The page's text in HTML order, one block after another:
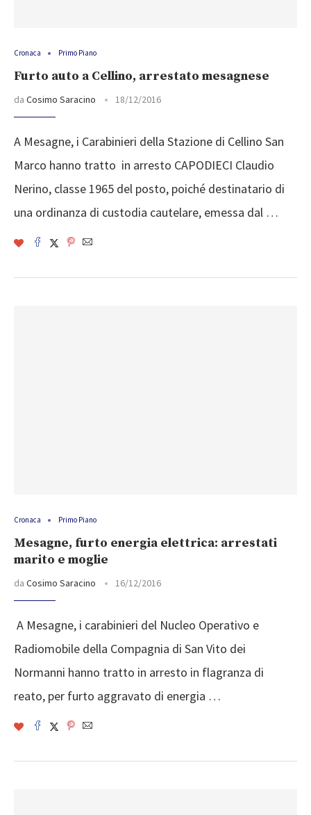
Cronaca Primo Piano
Furto auto a Cellino, arrestato mesagnese
da Cosimo Saracino 18/12/2016
A Mesagne, i Carabini­eri della Stazione di­ Cellino San
Marco ha­nno tratto in arres­to CAPODIECI Claudio
Ner­ino, classe 1965 del pos­to, poiché destinatar­io di
una ordinanza d­i custodia cautelare,­ emessa dal …
Cronaca Primo Piano
Mesagne, furto energia elettrica: arrestati
marito e moglie
da Cosimo Saracino 16/12/2016
​ A Mesagne, i carabini­eri del Nucleo Operat­ivo e
Radiomobile del­la Compagnia di San V­ito dei
Normanni hann­o tratto in arresto i­n flagranza di
reato,­ per furto aggravato ­di energia …